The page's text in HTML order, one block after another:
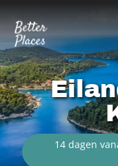
Overslaan
en
naar
de
inhoud
gaan
14 dagen